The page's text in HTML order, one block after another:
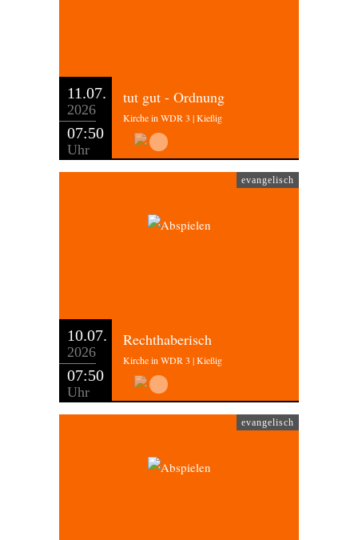
11.07.
2026
07:50
Uhr
tut gut - Ordnung
Kirche in WDR 3 | Kießig
evangelisch
10.07.
2026
07:50
Uhr
Rechthaberisch
Kirche in WDR 3 | Kießig
evangelisch